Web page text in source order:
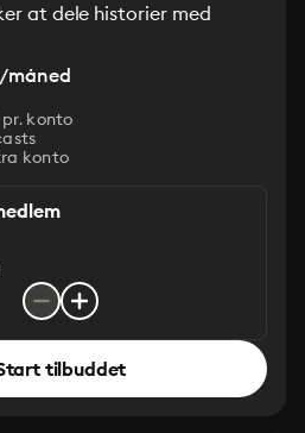
at dele historier med
/måned
konto
konto
tilbuddet